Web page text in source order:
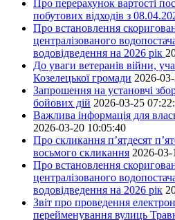
Про перерахунок вартості
побутових відходів з
Про встановлення
централізованого
водовідведення на 2026 рік
До уваги ветеранів війни,
Козелецької громади 2026-
Запрошення на установчі
бойових дій 2026-03-25
Важлива інформація для
2026-03-20 10:05:40
Про скликання п’ятдесят
восьмого скликання 2026-
Про встановлення
централізованого
водовідведення на 2026 рік
Звіт про проведення
перейменування вулиць